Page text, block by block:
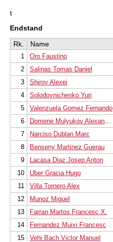
t
Endstand
Rk.
Name
1 Oro Faustino
2
Salinas Tomas Daniel
3
Shirov Alexei
4
Solodovnichenko Yuri
5
Valenzuela Gomez Fernando
6
7
Narciso Dublan Marc
8
Benseny Martinez Guerau
9
Lacasa Diaz Josep Anton
10
Uber Gracia Hugo
11
Villa Tornero Alex
12
Munoz Miguel
13
Farran Martos Francesc X.
14
Fernandez Muixi Francesc
15
Vehi Bach Victor Manuel